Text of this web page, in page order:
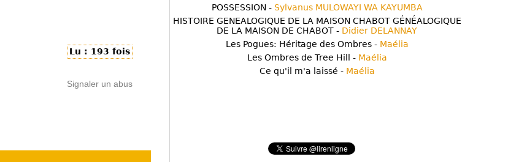
Lu : 193 fois
Signaler un abus
POSSESSION - Sylvanus MULOWAYI WA KAYUMBA
HISTOIRE GENEALOGIQUE DE LA MAISON CHABOT GÉNÉALOGIQUE
DE LA MAISON DE CHABOT - Didier DELANNAY
Les Pogues: Héritage des Ombres - Maélia
Les Ombres de Tree Hill - Maélia
Ce qu'il m'a laissé - Maélia